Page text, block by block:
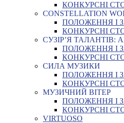
КОНКУРСНІ
CONSTELLATION
ПОЛОЖЕННЯ І
КОНКУРСНІ
СУЗІР’Я ТАЛАНТІВ:
ПОЛОЖЕННЯ І
КОНКУРСНІ
СИЛА МУЗИКИ
ПОЛОЖЕННЯ І
КОНКУРСНІ
МУЗИЧНИЙ ВІТЕР
ПОЛОЖЕННЯ І
КОНКУРСНІ
VIRTUOSO